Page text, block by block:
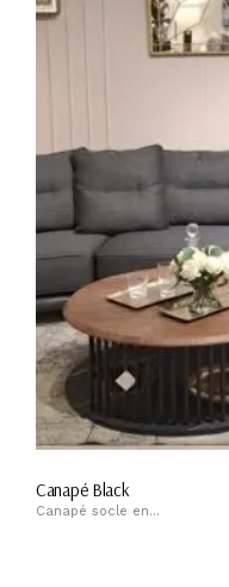
Canapé Black
Canapé socle en...